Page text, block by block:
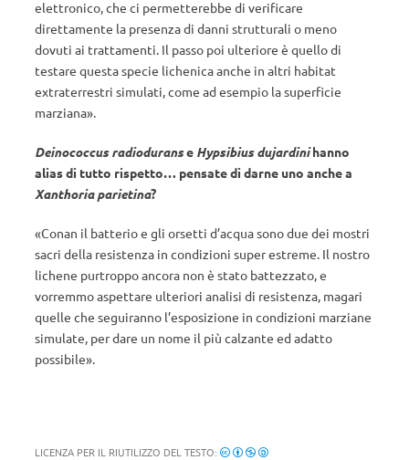
elettronico, che ci permetterebbe di verificare
direttamente la presenza di danni strutturali o meno
dovuti ai trattamenti. Il passo poi ulteriore è quello di
testare questa specie lichenica anche in altri habitat
extraterrestri simulati, come ad esempio la superficie
marziana».
Deinococcus radioduranse Hypsibius dujardinihanno
alias di tutto rispetto… pensate di darne uno anche a
Xanthoria parietina?
«Conan il batterio e gli orsetti d’acqua sono due dei mostri
sacri della resistenza in condizioni super estreme. Il nostro
lichene purtroppo ancora non è stato battezzato, e
vorremmo aspettare ulteriori analisi di resistenza, magari
quelle che seguiranno l’esposizione in condizioni marziane
simulate, per dare un nome il più calzante ed adatto
possibile».
LICENZA PER IL RIUTILIZZO DEL TESTO: